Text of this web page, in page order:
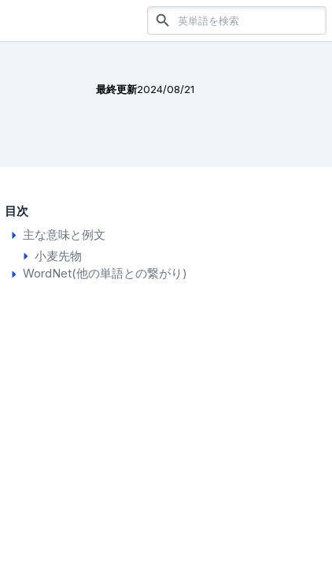
最終更新2024/08/21
目次
主な意味と例文
小麦先物
WordNet(他の単語との繋がり)